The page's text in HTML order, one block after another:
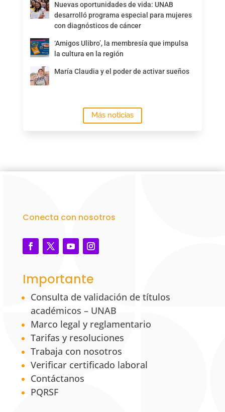
Nuevas oportunidades de vida: UNAB
desarrolló programa especial para mujeres
con diagnósticos de cáncer
‘Amigos Ulibro’, la membresía que impulsa
la cultura en la región
María Claudia y el poder de activar sueños
Más noticias
Conecta con nosotros
Importante
Consulta de validación de títulos
académicos – UNAB
Marco legal y reglamentario
Tarifas y resoluciones
Trabaja con nosotros
Verificar certificado laboral
Contáctanos
PQRSF